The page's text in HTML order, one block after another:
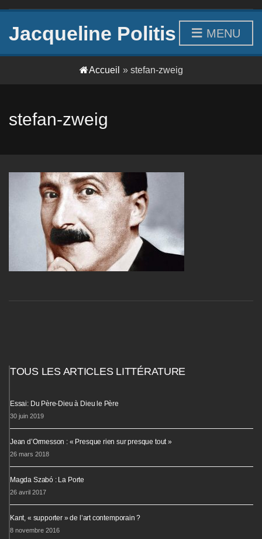
Jacqueline Politis MENU
Accueil » stefan-zweig
stefan-zweig
TOUS LES ARTICLES LITTÉRATURE
Essai: Du Père-Dieu à Dieu le Père
30 juin 2019
Jean d’Ormesson : « Presque rien sur presque tout »
26 mars 2018
Magda Szabó : La Porte
26 avril 2017
Kant, « supporter » de l’art contemporain ?
8 novembre 2016